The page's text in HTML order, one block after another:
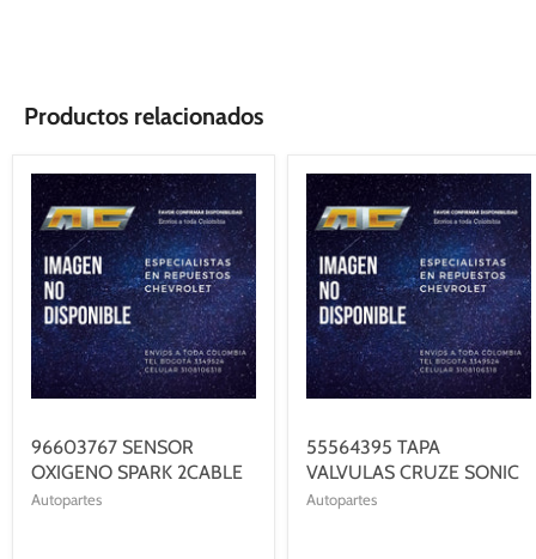
Productos relacionados
96603767 SENSOR
OXIGENO SPARK 2CABLE
Autopartes
55564395 TAPA
VALVULAS CRUZE SONIC
Autopartes